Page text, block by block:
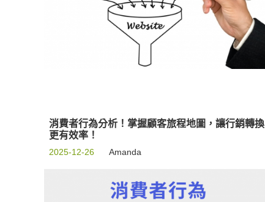
消費者行為分析！掌握顧客旅程地圖，讓行銷轉換
更有效率！
2025-12-26 Amanda